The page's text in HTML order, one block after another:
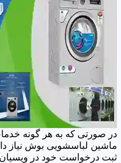
در صورتی که به هر گونه
ماشین لباسشویی بوش نیاز
ثبت درخواست خود در ویسیان